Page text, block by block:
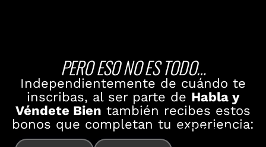
PERO ESO NO ES TODO…
Independientemente de cuándo te
inscribas, al ser parte de Habla y
Véndete Bien también recibes estos
bonos que completan tu experiencia:
PAGO